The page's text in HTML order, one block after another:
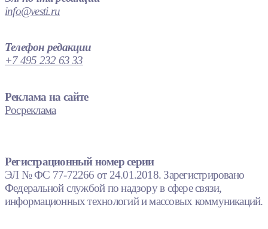
info@vesti.ru
Телефон редакции
+7 495 232 63 33
Реклама на сайте
Росреклама
Регистрационный номер серии
ЭЛ № ФС 77-72266 от 24.01.2018. Зарегистрировано
Федеральной службой по надзору в сфере связи,
информационных технологий и массовых коммуникаций.